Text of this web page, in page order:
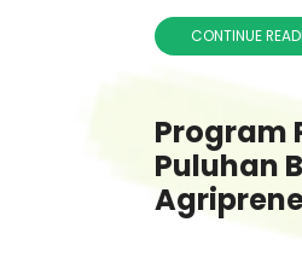
CONTINUE
Program
Puluhan